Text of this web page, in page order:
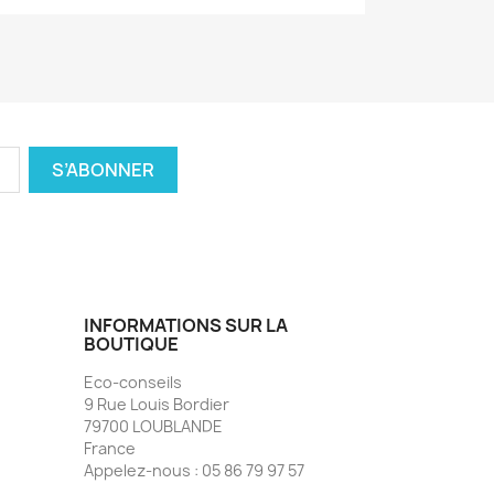
INFORMATIONS SUR LA
BOUTIQUE
Eco-conseils
9 Rue Louis Bordier
79700 LOUBLANDE
France
Appelez-nous : 05 86 79 97 57